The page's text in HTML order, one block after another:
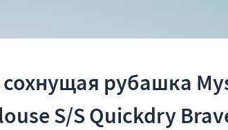
рубашка
S/S Quickdry